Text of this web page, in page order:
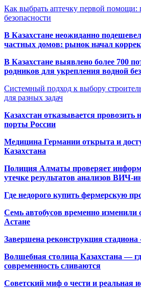
Как выбрать аптечку первой помощи:
безопасности
В Казахстане неожиданно
частных домов: рынок начал
В Казахстане выявлено более 700
родников для укрепления водной
Системный подход к выбору
для разных задач
Казахстан отказывается провозить
порты России
Медицина Германии открыта и
Казахстана
Полиция Алматы проверяет
утечке результатов анализов ВИЧ-
Где недорого купить фермерскую
Семь автобусов временно
Астане
Завершена реконструкция
Волшебная столица Казахстана —
современность сливаются
Советский миф о чести и реальная